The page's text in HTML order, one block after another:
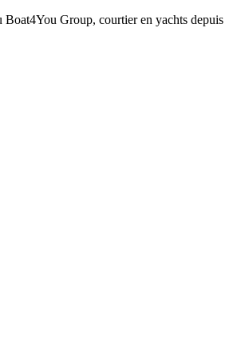
Boat4You Group, courtier en yachts depuis